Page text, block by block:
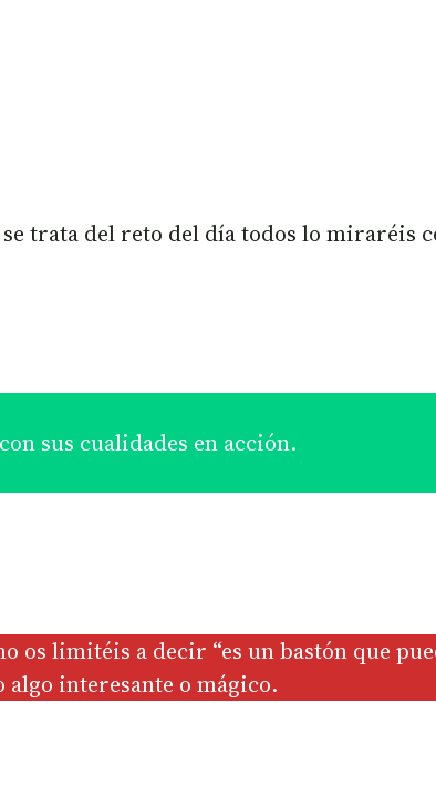
trata del reto del día todos lo miraréis
sus cualidades en acción.
os limitéis a decir “es un bastón que
interesante o mágico.